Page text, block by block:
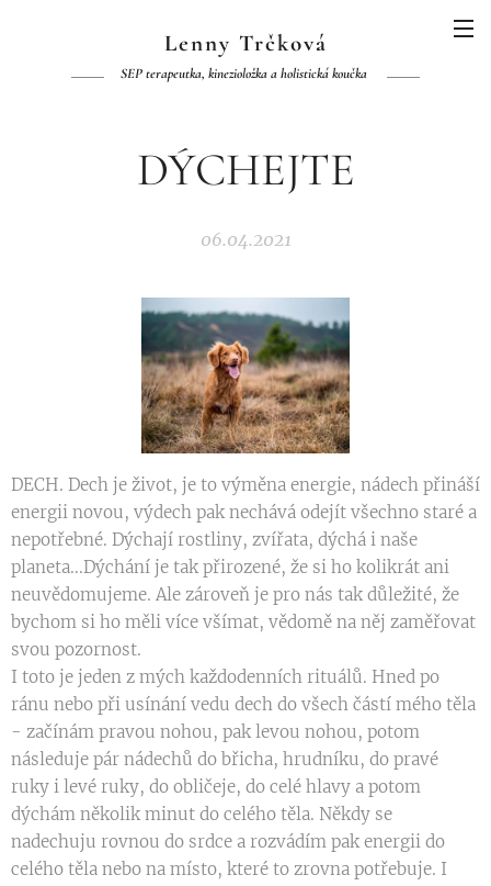
Lenny Trčková
SEP terapeutka, kinezioložka a holistická koučka
DÝCHEJTE
06.04.2021
DECH. Dech je život, je to výměna energie, nádech přináší
energii novou, výdech pak nechává odejít všechno staré a
nepotřebné. Dýchají rostliny, zvířata, dýchá i naše
planeta...Dýchání je tak přirozené, že si ho kolikrát ani
neuvědomujeme. Ale zároveň je pro nás tak důležité, že
bychom si ho měli více všímat, vědomě na něj zaměřovat
svou pozornost.
I toto je jeden z mých každodenních rituálů. Hned po
ránu nebo při usínání vedu dech do všech částí mého těla
- začínám pravou nohou, pak levou nohou, potom
následuje pár nádechů do břicha, hrudníku, do pravé
ruky i levé ruky, do obličeje, do celé hlavy a potom
dýchám několik minut do celého těla. Někdy se
nadechuju rovnou do srdce a rozvádím pak energii do
celého těla nebo na místo, které to zrovna potřebuje. I